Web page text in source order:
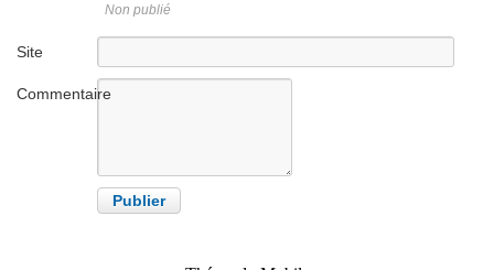
Non publié
Site
Commentaire